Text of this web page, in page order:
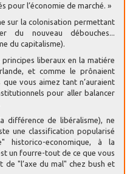
pour l’économie de marché. »
sur la colonisation permettant
du nouveau débouches...
du capitalisme).
liberaux en la matiére
et comme le prônaient
vous aimez tant n’auraient
pour aller balancer
différence de libéralisme), ne
une classification popularisé
economique, à la
un fourre-tout de ce que vous
de "l’axe du mal" chez bush et